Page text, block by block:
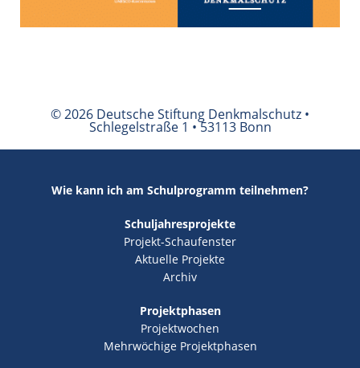
© 2026 Deutsche Stiftung Denkmalschutz •
Schlegelstraße 1 • 53113 Bonn
Wie kann ich am Schulprogramm teilnehmen?
Schuljahresprojekte
Projekt-Schaufenster
Aktuelle Projekte
Archiv
Projektphasen
Projektwochen
Mehrwöchige Projektphasen